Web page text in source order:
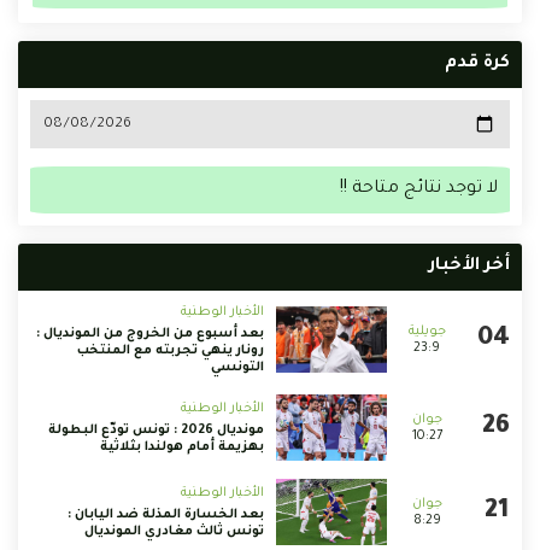
كرة قدم
لا توجد نتائج متاحة !!
أخر الأخبار
23:9
الأخبار الوطنية
بعد أسبوع من الخروج من المونديال :
رونار ينهي تجربته مع المنتخب
التونسي
10:27
الأخبار الوطنية
مونديال 2026 : تونس تودّع البطولة
بهزيمة أمام هولندا بثلاثية
8:29
الأخبار الوطنية
بعد الخسارة المذلة ضد اليابان :
تونس ثالث مغادري المونديال